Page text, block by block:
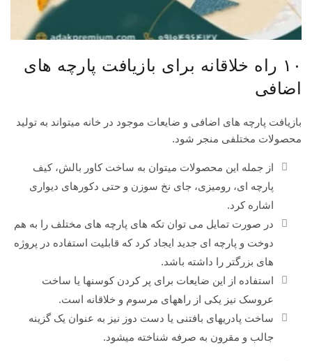
۱۰ راه خلاقانه برای بازیافت پارچه های
اضافی
بازیافت پارچه های اضافی و ضایعات موجود در خانه میتواند به تولید
محصولات مختلفی منجر شود.
از جمله این محصولات میتوان به ساخت کاور بالش، کیف
پارچه ای، رومیزی، جای نخ سوزن و حتی دکورهای دیواری
اشاره کرد.
در صورت تمایل می توان تکه های پارچه های مختلف را به هم
دوخت و پارچه ای جدید ایجاد کرد که قابلیت استفاده در پروژه
های بزرگتر را داشته باشد.
استفاده از این ضایعات برای پر کردن کوسنها یا ساخت
عروسک نیز یکی از راههای مرسوم و خلاقانه است.
ساخت پادریهای بافتنی یا دست دوز نیز به عنوان یک گزینه
جالب و مقرون به صرفه شناخته میشود.